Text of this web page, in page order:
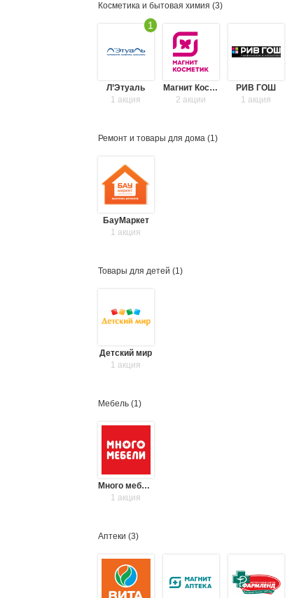
Косметика и бытовая химия (3)
Л’Этуаль
1 акция
1
Магнит Косметик
2 акции
РИВ ГОШ
1 акция
Ремонт и товары для дома (1)
БауМаркет
1 акция
Товары для детей (1)
Детский мир
1 акция
Мебель (1)
Много мебели
1 акция
Аптеки (3)